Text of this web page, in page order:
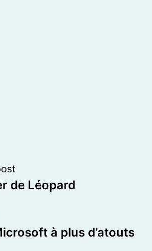
de Léopard
à plus d’atouts